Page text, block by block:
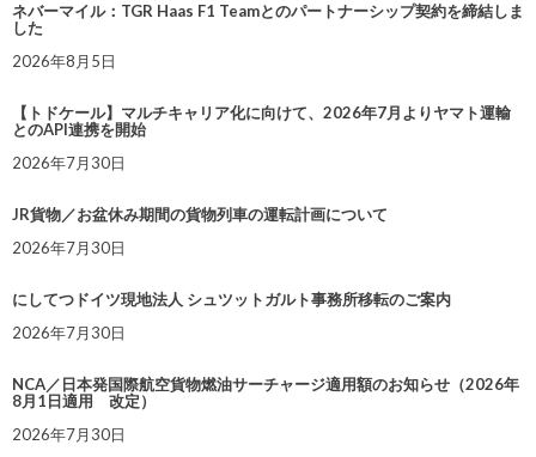
ネバーマイル：TGR Haas F1 Teamとのパートナーシップ契約を締結しま
した
2026年8月5日
【トドケール】マルチキャリア化に向けて、2026年7月よりヤマト運輸
とのAPI連携を開始
2026年7月30日
JR貨物／お盆休み期間の貨物列車の運転計画について
2026年7月30日
にしてつドイツ現地法人 シュツットガルト事務所移転のご案内
2026年7月30日
NCA／日本発国際航空貨物燃油サーチャージ適用額のお知らせ（2026年
8月1日適用 改定）
2026年7月30日